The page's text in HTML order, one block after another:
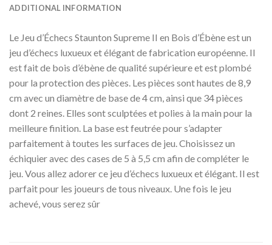
ADDITIONAL INFORMATION
Le Jeu d’Échecs Staunton Supreme II en Bois d’Ébène est un
jeu d’échecs luxueux et élégant de fabrication européenne. Il
est fait de bois d’ébène de qualité supérieure et est plombé
pour la protection des pièces. Les pièces sont hautes de 8,9
cm avec un diamètre de base de 4 cm, ainsi que 34 pièces
dont 2 reines. Elles sont sculptées et polies à la main pour la
meilleure finition. La base est feutrée pour s’adapter
parfaitement à toutes les surfaces de jeu. Choisissez un
échiquier avec des cases de 5 à 5,5 cm afin de compléter le
jeu. Vous allez adorer ce jeu d’échecs luxueux et élégant. Il est
parfait pour les joueurs de tous niveaux. Une fois le jeu
achevé, vous serez sûr